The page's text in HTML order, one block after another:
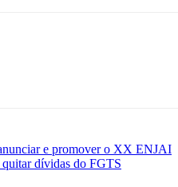
e promover o XX ENJAI
quitar dívidas do FGTS